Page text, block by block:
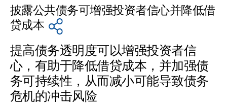
披露公共债务可增强投资者信心并降低借
贷成本
提高债务透明度可以增强投资者信
心，有助于降低借贷成本，并加强债
务可持续性，从而减小可能导致债务
危机的冲击风险